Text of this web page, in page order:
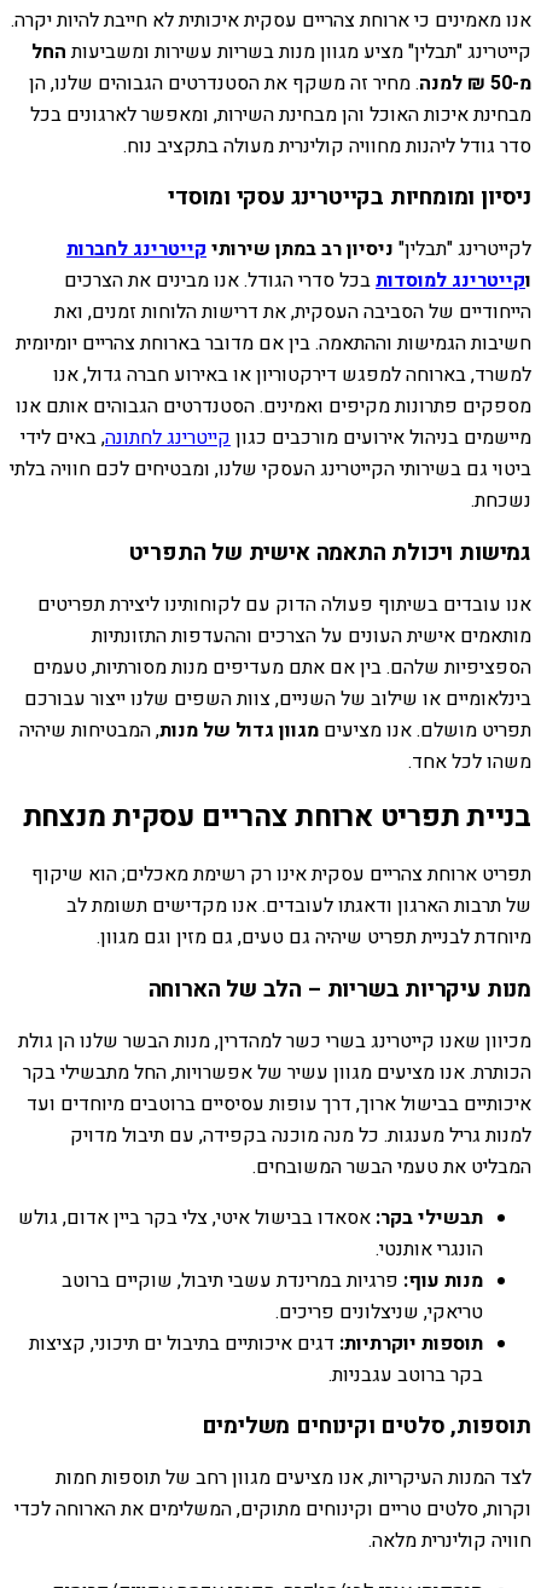
אנו מאמינים כי ארוחת צהריים עסקית איכותית לא חייבת להיות יקרה.
קייטרינג "תבלין" מציע מגוון מנות בשריות עשירות ומשביעותהחל
מ-50 ₪ למנה
. מחיר זה משקף את הסטנדרטים הגבוהים שלנו, הן
מבחינת איכות האוכל והן מבחינת השירות, ומאפשר לארגונים בכל
סדר גודל ליהנות מחוויה קולינרית מעולה בתקציב נוח.
ניסיון ומומחיות בקייטרינג עסקי ומוסדי
לקייטרינג "תבלין" ניסיון רב במתן שירותיקייטרינג לחברות
וקייטרינג למוסדותבכל סדרי הגודל. אנו מבינים את הצרכים
הייחודיים של הסביבה העסקית, את דרישות הלוחות זמנים, ואת
חשיבות הגמישות וההתאמה. בין אם מדובר בארוחת צהריים יומיומית
למשרד, בארוחה למפגש דירקטוריון או באירוע חברה גדול, אנו
מספקים פתרונות מקיפים ואמינים. הסטנדרטים הגבוהים אותם אנו
מיישמים בניהול אירועים מורכבים כגוןקייטרינג לחתונה, באים לידי
ביטוי גם בשירותי הקייטרינג העסקי שלנו, ומבטיחים לכם חוויה בלתי
נשכחת.
גמישות ויכולת התאמה אישית של התפריט
אנו עובדים בשיתוף פעולה הדוק עם לקוחותינו ליצירת תפריטים
מותאמים אישית העונים על הצרכים וההעדפות התזונתיות
הספציפיות שלהם. בין אם אתם מעדיפים מנות מסורתיות, טעמים
בינלאומיים או שילוב של השניים, צוות השפים שלנו ייצור עבורכם
תפריט מושלם. אנו מציעים מגוון גדול של מנות, המבטיחות שיהיה
משהו לכל אחד.
בניית תפריט ארוחת צהריים עסקית מנצחת
תפריט ארוחת צהריים עסקית אינו רק רשימת מאכלים; הוא שיקוף
של תרבות הארגון ודאגתו לעובדים. אנו מקדישים תשומת לב
מיוחדת לבניית תפריט שיהיה גם טעים, גם מזין וגם מגוון.
מנות עיקריות בשריות – הלב של הארוחה
מכיוון שאנו קייטרינג בשרי כשר למהדרין, מנות הבשר שלנו הן גולת
הכותרת. אנו מציעים מגוון עשיר של אפשרויות, החל מתבשילי בקר
איכותיים בבישול ארוך, דרך עופות עסיסיים ברוטבים מיוחדים ועד
למנות גריל מענגות. כל מנה מוכנה בקפידה, עם תיבול מדויק
המבליט את טעמי הבשר המשובחים.
תבשילי בקר: אסאדו בבישול איטי, צלי בקר ביין אדום, גולש
הונגרי אותנטי.
מנות עוף: פרגיות במרינדת עשבי תיבול, שוקיים ברוטב
טריאקי, שניצלונים פריכים.
תוספות יוקרתיות: דגים איכותיים בתיבול ים תיכוני, קציצות
בקר ברוטב עגבניות.
תוספות, סלטים וקינוחים משלימים
לצד המנות העיקריות, אנו מציעים מגוון רחב של תוספות חמות
וקרות, סלטים טריים וקינוחים מתוקים, המשלימים את הארוחה לכדי
חוויה קולינרית מלאה.